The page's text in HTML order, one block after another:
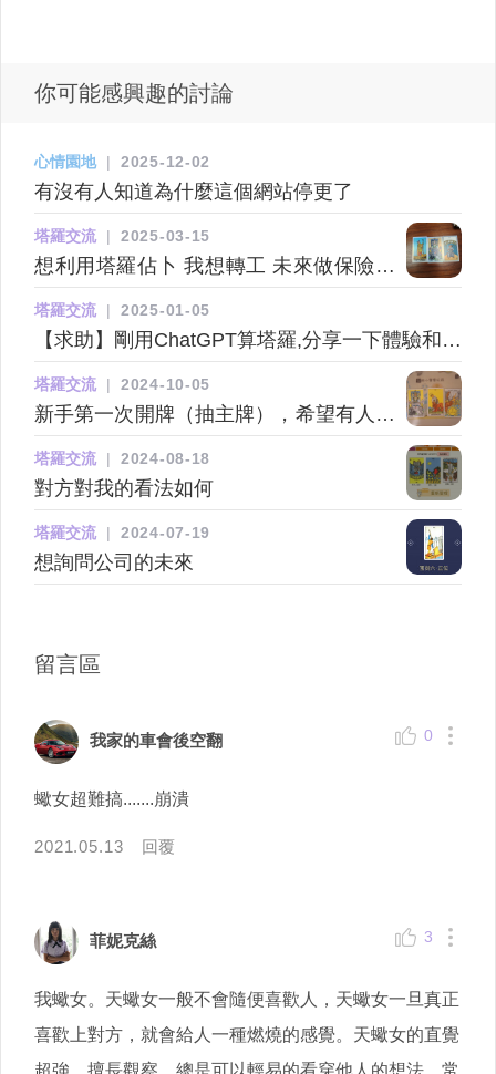
你可能感興趣的討論
心情園地 | 2025-12-02
有沒有人知道為什麼這個網站停更了
塔羅交流 | 2025-03-15
想利用塔羅佔卜 我想轉工 未來做保險行
業會點樣thx
塔羅交流 | 2025-01-05
【求助】剛用ChatGPT算塔羅,分享一下體驗和心
得~
塔羅交流 | 2024-10-05
新手第一次開牌（抽主牌），希望有人能
幫忙解釋
塔羅交流 | 2024-08-18
對方對我的看法如何
塔羅交流 | 2024-07-19
想詢問公司的未來
留言區
我家的車會後空翻 0
蠍女超難搞.......崩潰
2021.05.13 回覆
菲妮克絲 3
我蠍女。天蠍女一般不會隨便喜歡人，天蠍女一旦真正
喜歡上對方，就會給人一種燃燒的感覺。天蠍女的直覺